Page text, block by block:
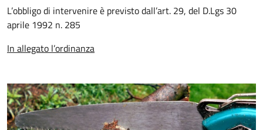
L’obbligo di intervenire è previsto dall’art. 29, del D.Lgs 30
aprile 1992 n. 285
In allegato l’ordinanza